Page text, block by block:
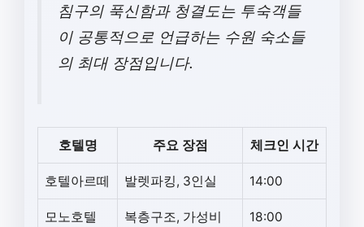
침구의 푹신함과 청결도는 투숙객들
이 공통적으로 언급하는 수원 숙소들
의 최대 장점입니다.
호텔명 주요 장점 체크인 시간
호텔아르떼 발렛파킹, 3인실 14:00
모노호텔 복층구조, 가성비 18:00